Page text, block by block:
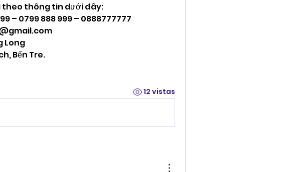
theo thông tin dưới đây:
– 0799 888 999 – 0888777777
Long
Bến Tre.
12 vistas